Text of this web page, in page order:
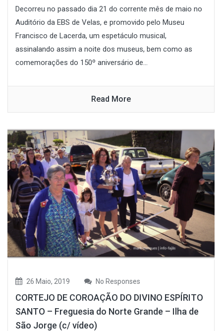
Decorreu no passado dia 21 do corrente mês de maio no
Auditório da EBS de Velas, e promovido pelo Museu
Francisco de Lacerda, um espetáculo musical,
assinalando assim a noite dos museus, bem como as
comemorações do 150º aniversário de...
Read More
26 Maio, 2019 No Responses
CORTEJO DE COROAÇÃO DO DIVINO ESPÍRITO
SANTO – Freguesia do Norte Grande – Ilha de
São Jorge (c/ vídeo)